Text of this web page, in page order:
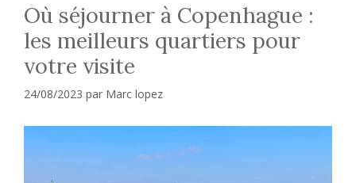
Où séjourner à Copenhague :
les meilleurs quartiers pour
votre visite
24/08/2023 par Marc lopez